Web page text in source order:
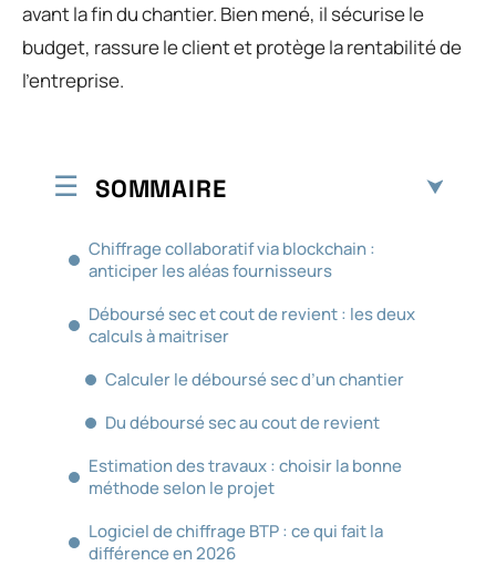
avant la fin du chantier. Bien mené, il sécurise le
budget, rassure le client et protège la rentabilité de
l’entreprise.
SOMMAIRE
Chiffrage collaboratif via blockchain :
anticiper les aléas fournisseurs
Déboursé sec et cout de revient : les deux
calculs à maitriser
Calculer le déboursé sec d’un chantier
Du déboursé sec au cout de revient
Estimation des travaux : choisir la bonne
méthode selon le projet
Logiciel de chiffrage BTP : ce qui fait la
différence en 2026